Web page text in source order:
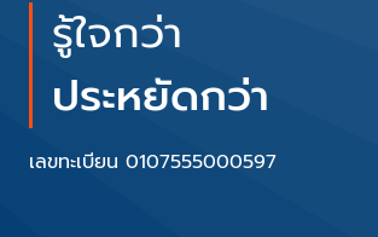
รู้ใจกว่า
ประหยัดกว่า
เลขทะเบียน 0107555000597